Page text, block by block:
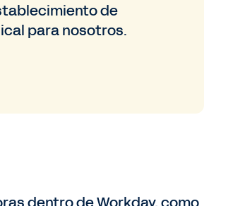
de
para nosotros.